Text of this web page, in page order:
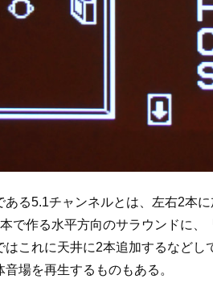
ある5.1チャンネルとは、左右2本
で作る水平方向のサラウンドに
はこれに天井に2本追加するなど
場を再生するものもある。